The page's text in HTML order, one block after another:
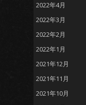
2022年4月
2022年3月
2022年2月
2022年1月
2021年12月
2021年11月
2021年10月